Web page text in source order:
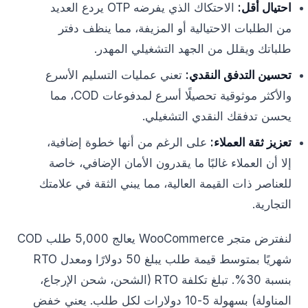
احتيال أقل:
الاحتكاك الذي يفرضه OTP يردع العديد
من الطلبات الاحتيالية أو المزيفة، مما ينظف دفتر
طلباتك ويقلل من الجهد التشغيلي المهدر.
تحسين التدفق النقدي: تعني عمليات التسليم الأسرع
والأكثر موثوقية تحصيلًا أسرع لمدفوعات COD، مما
يحسن تدفقك النقدي التشغيلي.
تعزيز ثقة العملاء: على الرغم من أنها خطوة إضافية،
إلا أن العملاء غالبًا ما يقدرون الأمان الإضافي، خاصة
للعناصر ذات القيمة العالية، مما يبني الثقة في علامتك
التجارية.
لنفترض متجر WooCommerce يعالج 5,000 طلب COD
شهريًا بمتوسط قيمة طلب يبلغ 50 دولارًا ومعدل RTO
بنسبة 30%. تبلغ تكلفة RTO (الشحن، شحن الإرجاع،
المناولة) بسهولة 5-10 دولارات لكل طلب. يعني خفض